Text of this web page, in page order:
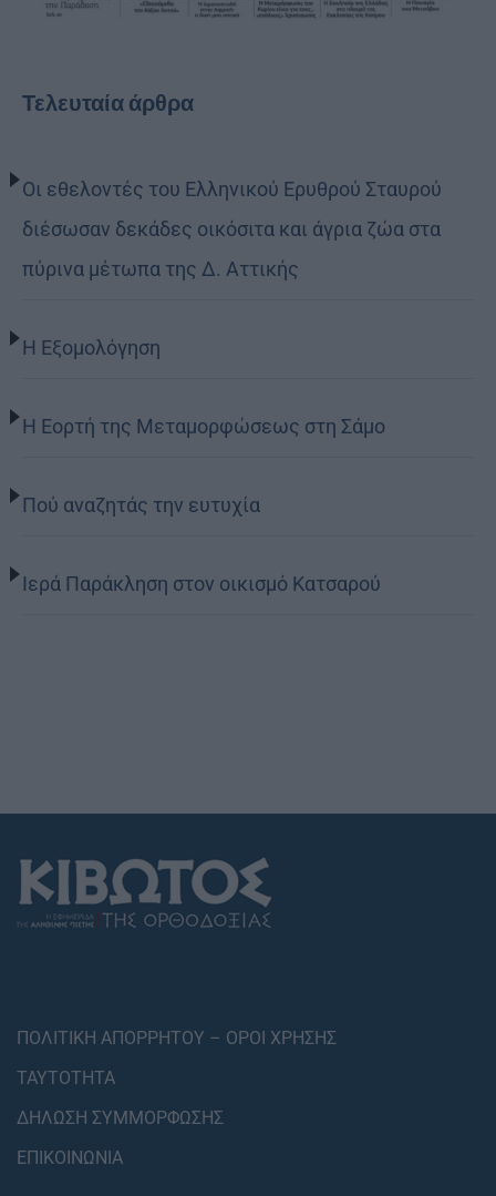
Τελευταία άρθρα
Οι εθελοντές του Ελληνικού Ερυθρού Σταυρού
διέσωσαν δεκάδες οικόσιτα και άγρια ζώα στα
πύρινα μέτωπα της Δ. Αττικής
Η Εξομολόγηση
Η Εορτή της Μεταμορφώσεως στη Σάμο
Πού αναζητάς την ευτυχία
Ιερά Παράκληση στον οικισμό Κατσαρού
ΠΟΛΙΤΙΚΗ ΑΠΟΡΡΗΤΟΥ – ΟΡΟΙ ΧΡΗΣΗΣ
ΤΑΥΤΟΤΗΤΑ
ΔΗΛΩΣΗ ΣΥΜΜΟΡΦΩΣΗΣ
ΕΠΙΚΟΙΝΩΝΙΑ